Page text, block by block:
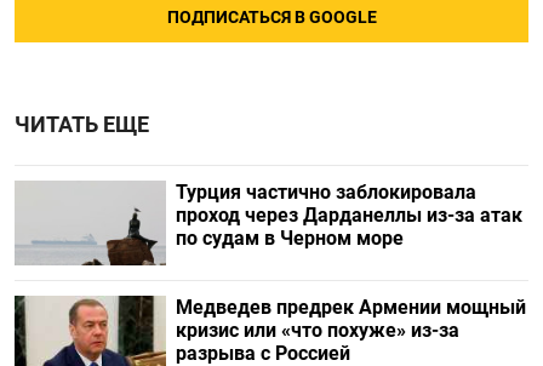
ПОДПИСАТЬСЯ В GOOGLE
ЧИТАТЬ ЕЩЕ
Турция частично заблокировала
проход через Дарданеллы из-за атак
по судам в Черном море
Медведев предрек Армении мощный
кризис или «что похуже» из-за
разрыва с Россией